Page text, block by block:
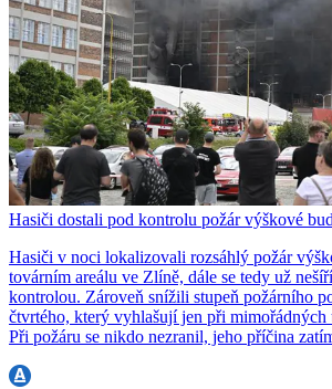
Hasiči dostali pod kontrolu požár výškové
Hasiči v noci lokalizovali rozsáhlý požár
továrním areálu ve Zlíně, dále se tedy už
kontrolou. Zároveň snížili stupeň požárního
čtvrtého, který vyhlašují jen při mimořádných
Při požáru se nikdo nezranil, jeho příčina